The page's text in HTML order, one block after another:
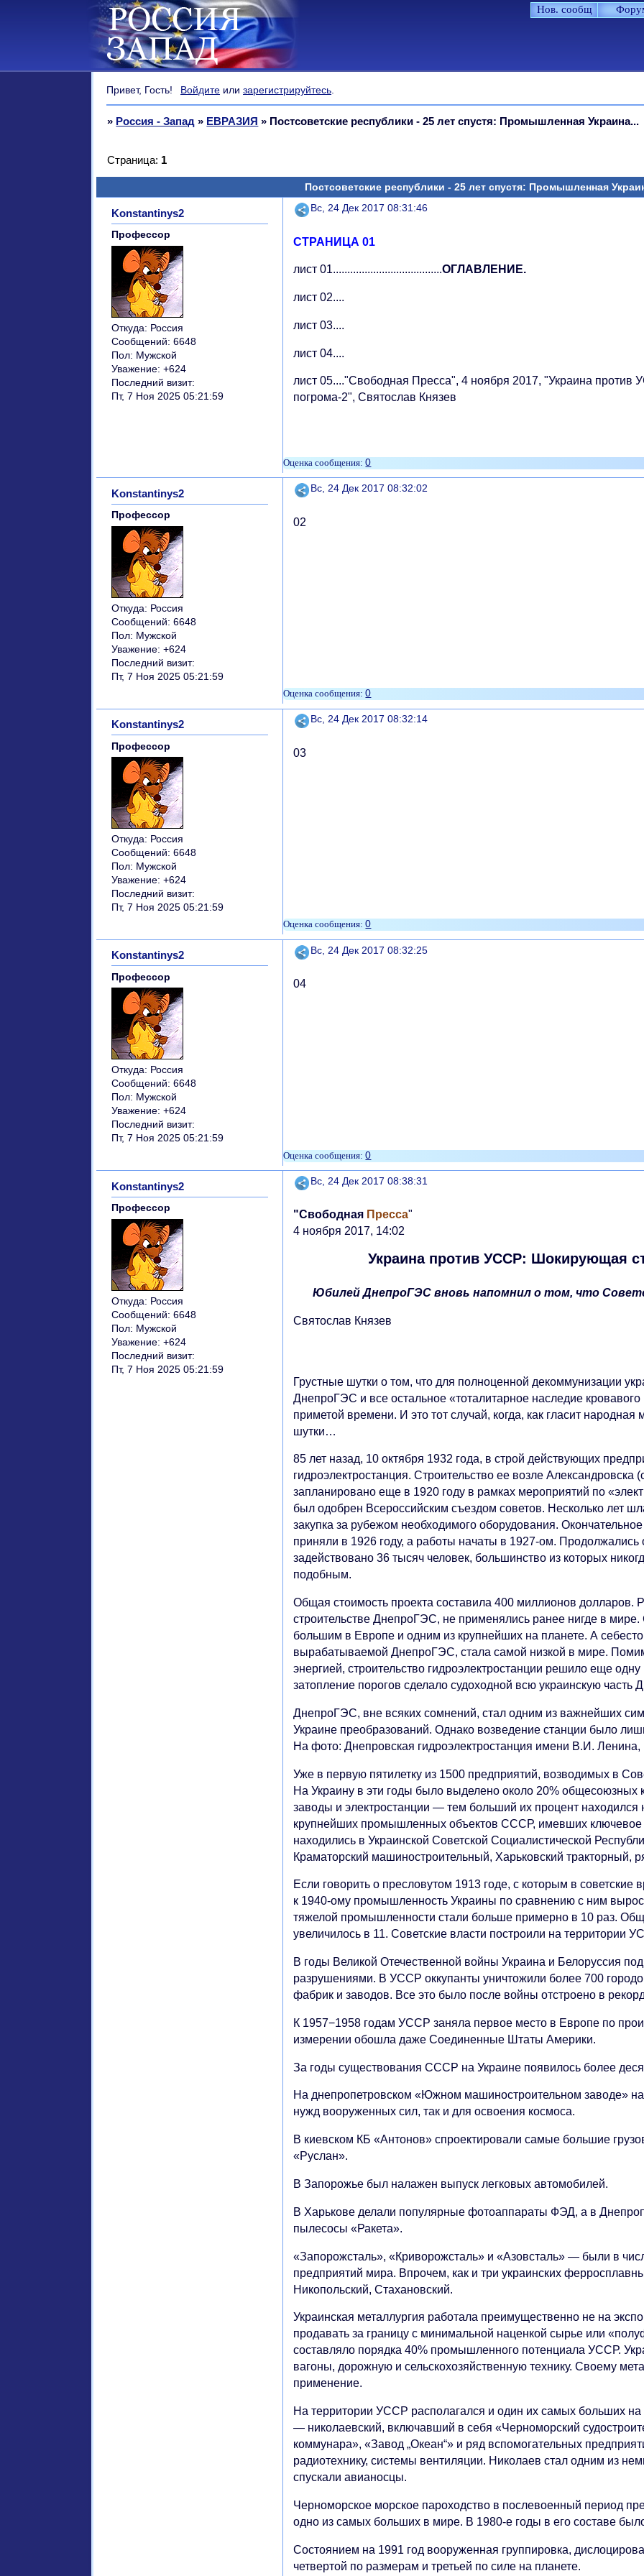
Нов. сообщ
Привет, Гость! Войдите илизарегистрируйтесь.
» Россия - Запад » ЕВРАЗИЯ » Постсоветские республики - 25 лет спустя: Промышленная Украина...
Постсоветские республики - 25 лет спустя: Промышленная
Страница: 1
Поделиться
Вс, 24 Дек 2017 08:31:46
Konstantinys2
Профессор
Откуда: Россия
Сообщений: 6648
Пол: Мужской
Уважение: +624
Последний визит:
Пт, 7 Ноя 2025 05:21:59
СТРАНИЦА 01
лист 01......................................ОГЛАВЛЕНИЕ.
лист 02....
лист 03....
лист 04....
лист 05...."Свободная Пресса", 4 ноября 2017, "Украина против
погрома-2", Святослав Князев
0
Поделиться
Вс, 24 Дек 2017 08:32:02
Konstantinys2
Профессор
Откуда: Россия
Сообщений: 6648
Пол: Мужской
Уважение: +624
Последний визит:
Пт, 7 Ноя 2025 05:21:59
02
0
Поделиться
Вс, 24 Дек 2017 08:32:14
Konstantinys2
Профессор
Откуда: Россия
Сообщений: 6648
Пол: Мужской
Уважение: +624
Последний визит:
Пт, 7 Ноя 2025 05:21:59
03
0
Поделиться
Вс, 24 Дек 2017 08:32:25
Konstantinys2
Профессор
Откуда: Россия
Сообщений: 6648
Пол: Мужской
Уважение: +624
Последний визит:
Пт, 7 Ноя 2025 05:21:59
04
0
Поделиться
Вс, 24 Дек 2017 08:38:31
Konstantinys2
Профессор
Откуда: Россия
Сообщений: 6648
Пол: Мужской
Уважение: +624
Последний визит:
Пт, 7 Ноя 2025 05:21:59
"Свободная Пресса"
4 ноября 2017, 14:02
Украина против УССР: Шокирующая
Юбилей ДнепроГЭС вновь напомнил о том, что
Святослав Князев
Грустные шутки о том, что для полноценной декоммунизации
ДнепроГЭС и все остальное «тоталитарное наследие
приметой времени. И это тот случай, когда, как гласит
шутки…
85 лет назад, 10 октября 1932 года, в строй действующих
гидроэлектростанция. Строительство ее возле
запланировано еще в 1920 году в рамках мероприятий по
был одобрен Всероссийским съездом советов. Несколько лет
закупка за рубежом необходимого оборудования.
приняли в 1926 году, а работы начаты в 1927-ом. Продолжались
задействовано 36 тысяч человек, большинство из которых
подобным.
Общая стоимость проекта составила 400 миллионов долларов.
строительстве ДнепроГЭС, не применялись ранее нигде в
большим в Европе и одним из крупнейших на планете. А
вырабатываемой ДнепроГЭС, стала самой низкой в мире.
энергией, строительство гидроэлектростанции решило еще
затопление порогов сделало судоходной всю украинскую часть
ДнепроГЭС, вне всяких сомнений, стал одним из важнейших
Украине преобразований. Однако возведение станции было
На фото: Днепровская гидроэлектростанция имени В.И.
Уже в первую пятилетку из 1500 предприятий, возводимых в
На Украину в эти годы было выделено около 20%
заводы и электростанции — тем больший их процент находился
крупнейших промышленных объектов СССР, имевших ключевое
находились в Украинской Советской Социалистической
Краматорский машиностроительный, Харьковский тракторный,
Если говорить о пресловутом 1913 годе, с которым в
к 1940-ому промышленность Украины по сравнению с ним
тяжелой промышленности стали больше примерно в 10 раз.
увеличилось в 11. Советские власти построили на территории
В годы Великой Отечественной войны Украина и Белоруссия
разрушениями. В УССР оккупанты уничтожили более 700
фабрик и заводов. Все это было после войны отстроено в
К 1957−1958 годам УССР заняла первое место в Европе по
измерении обошла даже Соединенные Штаты Америки.
За годы существования СССР на Украине появилось более
На днепропетровском «Южном машиностроительном заводе»
нужд вооруженных сил, так и для освоения космоса.
В киевском КБ «Антонов» спроектировали самые большие
«Руслан».
В Запорожье был налажен выпуск легковых автомобилей.
В Харькове делали популярные фотоаппараты ФЭД, а в
пылесосы «Ракета».
«Запорожсталь», «Криворожсталь» и «Азовсталь» — были в
предприятий мира. Впрочем, как и три украинских
Никопольский, Стахановский.
Украинская металлургия работала преимущественно не на
продавать за границу с минимальной наценкой сырье или
составляло порядка 40% промышленного потенциала УССР.
вагоны, дорожную и сельскохозяйственную технику. Своему
применение.
На территории УССР располагался и один их самых больших на
— николаевский, включавший в себя «Черноморский
коммунара», «Завод „Океан“» и ряд вспомогательных
радиотехнику, системы вентиляции. Николаев стал одним из
спускали авианосцы.
Черноморское морское пароходство в послевоенный период
одно из самых больших в мире. В 1980-е годы в его составе
Состоянием на 1991 год вооруженная группировка,
четвертой по размерам и третьей по силе на планете.